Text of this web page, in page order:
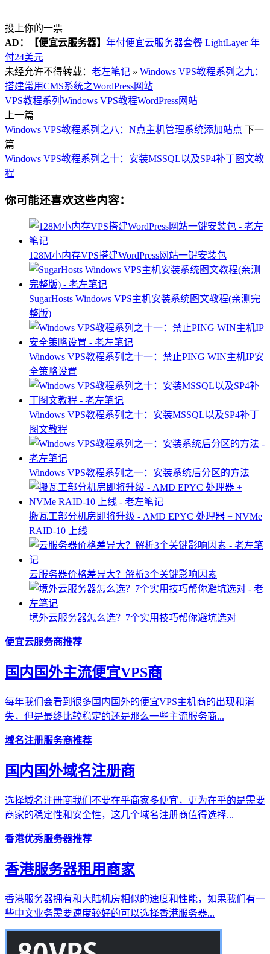
投上你的一票
AD：
【便宜云服务器】 年付便宜云服务器套餐 LightLayer 年
付24美元
未经允许不得转载： 老左笔记 » Windows VPS教程系列之九：
搭建常用CMS系统之WordPress网站
VPS教程系列 Windows VPS教程WordPress网站
上一篇
Windows VPS教程系列之八：N点主机管理系统添加站点 下一
篇
Windows VPS教程系列之十：安装MSSQL以及SP4补丁图文教
程
你可能还喜欢这些内容：
128M小内存VPS搭建WordPress网站一键安装包
SugarHosts Windows VPS主机安装系统图文教程(亲测完
整版)
Windows VPS教程系列之十一：禁止PING WIN主机IP安
全策略设置
Windows VPS教程系列之十：安装MSSQL以及SP4补丁
图文教程
Windows VPS教程系列之一：安装系统后分区的方法
搬瓦工部分机房即将升级 - AMD EPYC 处理器 + NVMe
RAID-10 上线
云服务器价格差异大？解析3个关键影响因素
境外云服务器怎么选？7个实用技巧帮你避坑选对
便宜云服务商推荐
国内国外主流便宜VPS商
每年我们会看到很多国内国外的便宜VPS主机商的出现和消
失，但是最终比较稳定的还是那么一些主流服务商...
域名注册服务商推荐
国内国外域名注册商
选择域名注册商我们不要在乎商家多便宜，更为在乎的是需要
商家的稳定性和安全性，这几个域名注册商值得选择...
香港优秀服务器推荐
香港服务器租用商家
香港服务器拥有和大陆机房相似的速度和性能，如果我们有一
些中文业务需要速度较好的可以选择香港服务器...